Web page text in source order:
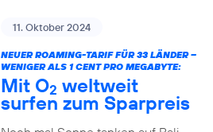
11. Oktober 2024
NEUER ROAMING-TARIF FÜR 33 LÄNDER –
WENIGER ALS 1 CENT PRO MEGABYTE:
Mit O2 weltweit
surfen zum Sparpreis